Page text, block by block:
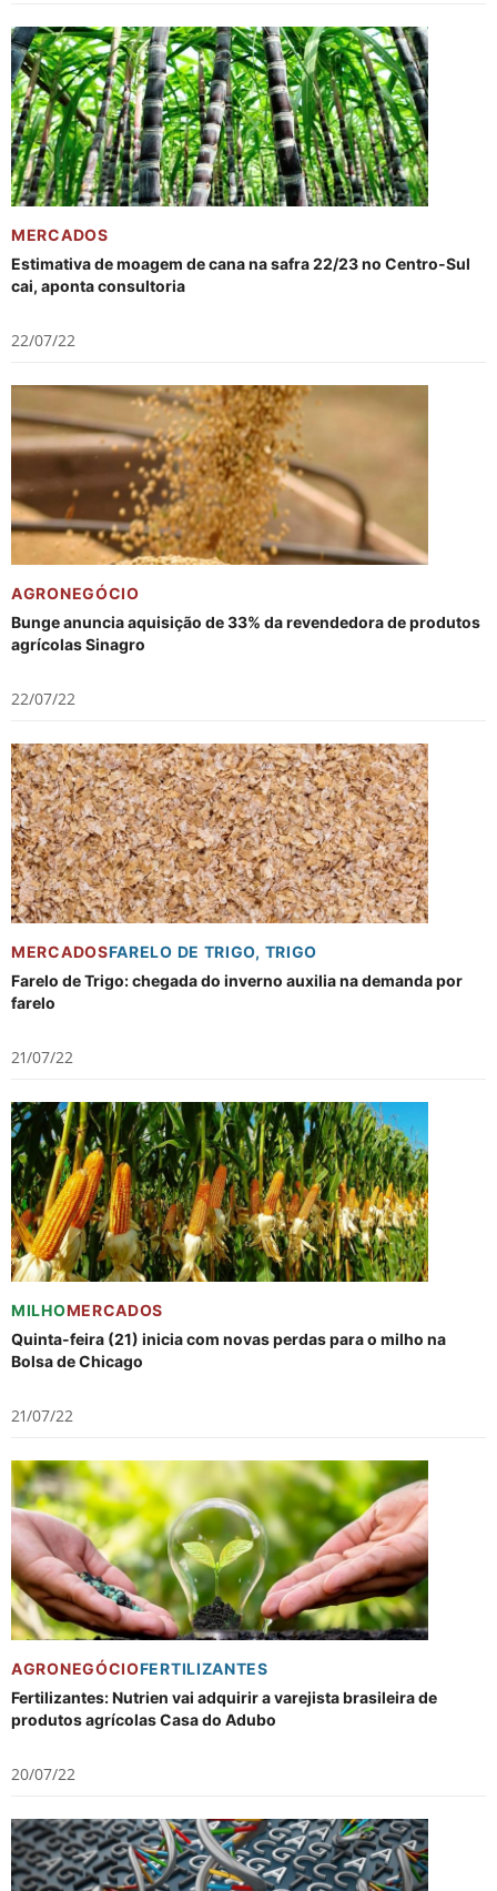
MERCADOS
Estimativa de moagem de cana na safra 22/23 no Centro-Sul
cai, aponta consultoria
22/07/22
AGRONEGÓCIO
Bunge anuncia aquisição de 33% da revendedora de produtos
agrícolas Sinagro
22/07/22
MERCADOSFARELO DE TRIGO, TRIGO
Farelo de Trigo: chegada do inverno auxilia na demanda por
farelo
21/07/22
MILHOMERCADOS
Quinta-feira (21) inicia com novas perdas para o milho na
Bolsa de Chicago
21/07/22
AGRONEGÓCIOFERTILIZANTES
Fertilizantes: Nutrien vai adquirir a varejista brasileira de
produtos agrícolas Casa do Adubo
20/07/22